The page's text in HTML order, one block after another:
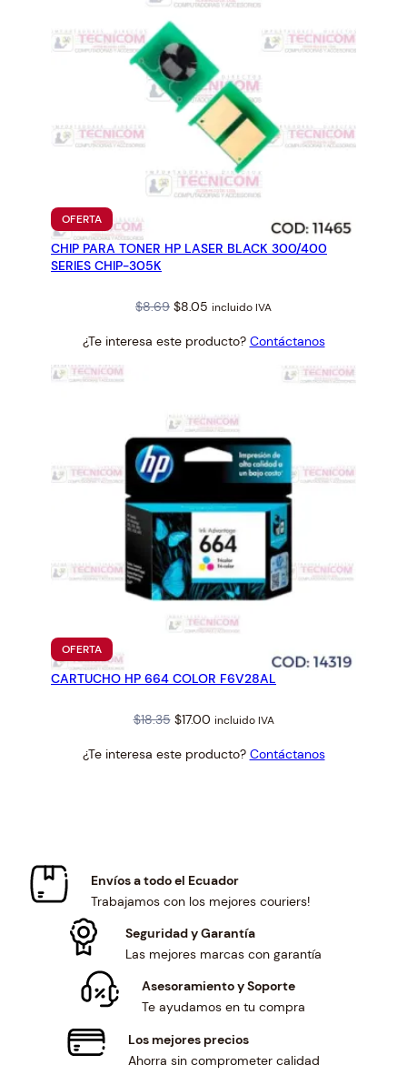
OFERTAPRODUCTO
EN
OFERTA
CHIP PARA TONER HP LASER BLACK 300/400
SERIES CHIP-305K
$8.69 Original
was:
$8.05 Current
is:
incluido IVA
¿Te interesa este producto? Contáctanos
OFERTAPRODUCTO
EN
OFERTA
CARTUCHO HP 664 COLOR F6V28AL
$18.35 Original
was:
$17.00Current
is:
incluido IVA
¿Te interesa este producto? Contáctanos
Envíos a todo el Ecuador
Trabajamos con los mejores couriers!
Seguridad y Garantía
Las mejores marcas con garantía
Asesoramiento y Soporte
Te ayudamos en tu compra
Los mejores precios
Ahorra sin comprometer calidad